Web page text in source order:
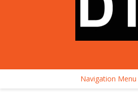
Navigation Menu